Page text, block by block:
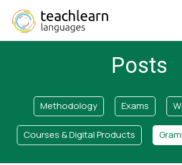
Posts
Methodology Exams
Courses & Digital Products